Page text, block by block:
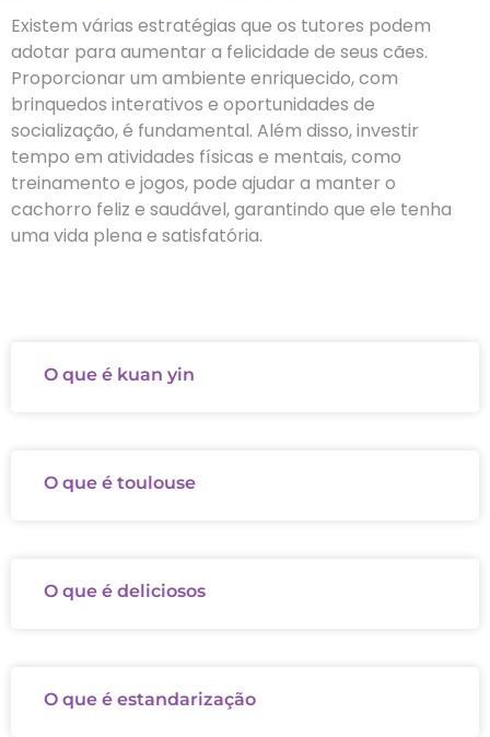
Existem várias estratégias que os tutores podem
adotar para aumentar a felicidade de seus cães.
Proporcionar um ambiente enriquecido, com
brinquedos interativos e oportunidades de
socialização, é fundamental. Além disso, investir
tempo em atividades físicas e mentais, como
treinamento e jogos, pode ajudar a manter o
cachorro feliz e saudável, garantindo que ele tenha
uma vida plena e satisfatória.
O que é kuan yin
O que é toulouse
O que é deliciosos
O que é estandarização